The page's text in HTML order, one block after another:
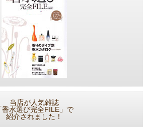
当店が人気雑誌
香水選び完全FILE」で
紹介されました！